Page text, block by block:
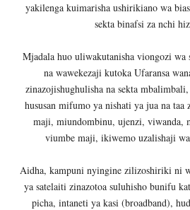
yakilenga kuimarisha ushirikiano wa
sekta binafsi za nchi
Mjadala huo uliwakutanisha viongozi wa
na wawekezaji kutoka Ufaransa
zinazojishughulisha na sekta
hususan mifumo ya nishati ya jua na taa
maji, miundombinu, ujenzi, viwanda,
viumbe maji, ikiwemo uzalishaji
Aidha, kampuni nyingine zilizoshiriki ni
ya satelaiti zinazotoa suluhisho bunifu
picha, intaneti ya kasi (broadband),